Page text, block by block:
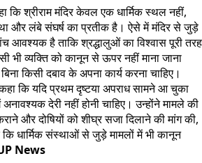
श्रीराम मंदिर केवल एक धार्मिक स्थल नहीं,
और लंबे संघर्ष का प्रतीक है। ऐसे में मंदिर से जुड़े
आवश्यक है ताकि श्रद्धालुओं का विश्वास पूरी तरह
भी व्यक्ति को कानून से ऊपर नहीं माना जाना
किसी दबाव के अपना कार्य करना चाहिए।
कि यदि प्रथम दृष्टया अपराध सामने आ चुका
देरी नहीं होनी चाहिए। उन्होंने मामले की
और दोषियों को शीघ्र सजा दिलाने की मांग की,
धार्मिक संस्थाओं से जुड़े मामलों में भी कानून
News